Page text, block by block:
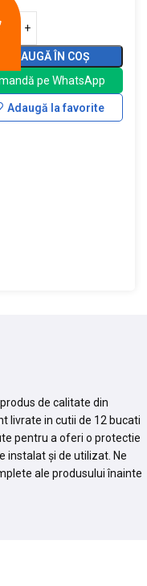
ADAUGĂ ÎN COȘ
pe WhatsApp
Adaugă la favorite
de calitate din
livrate in cutii de 12 bucati
pentru a oferi o protectie
instalat și de utilizat. Ne
ale produsului înainte